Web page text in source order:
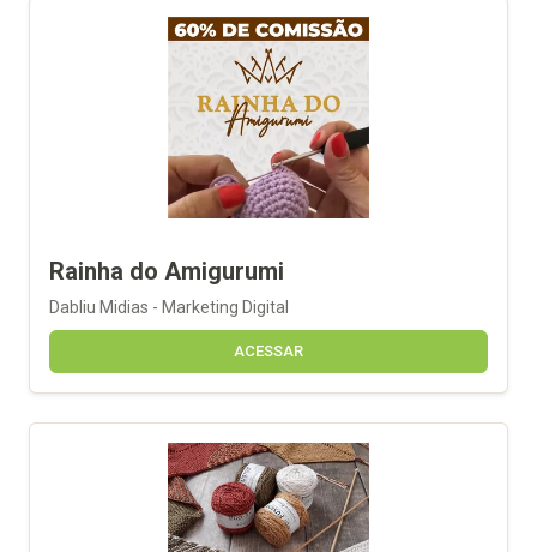
Rainha do Amigurumi
Dabliu Midias - Marketing Digital
ACESSAR